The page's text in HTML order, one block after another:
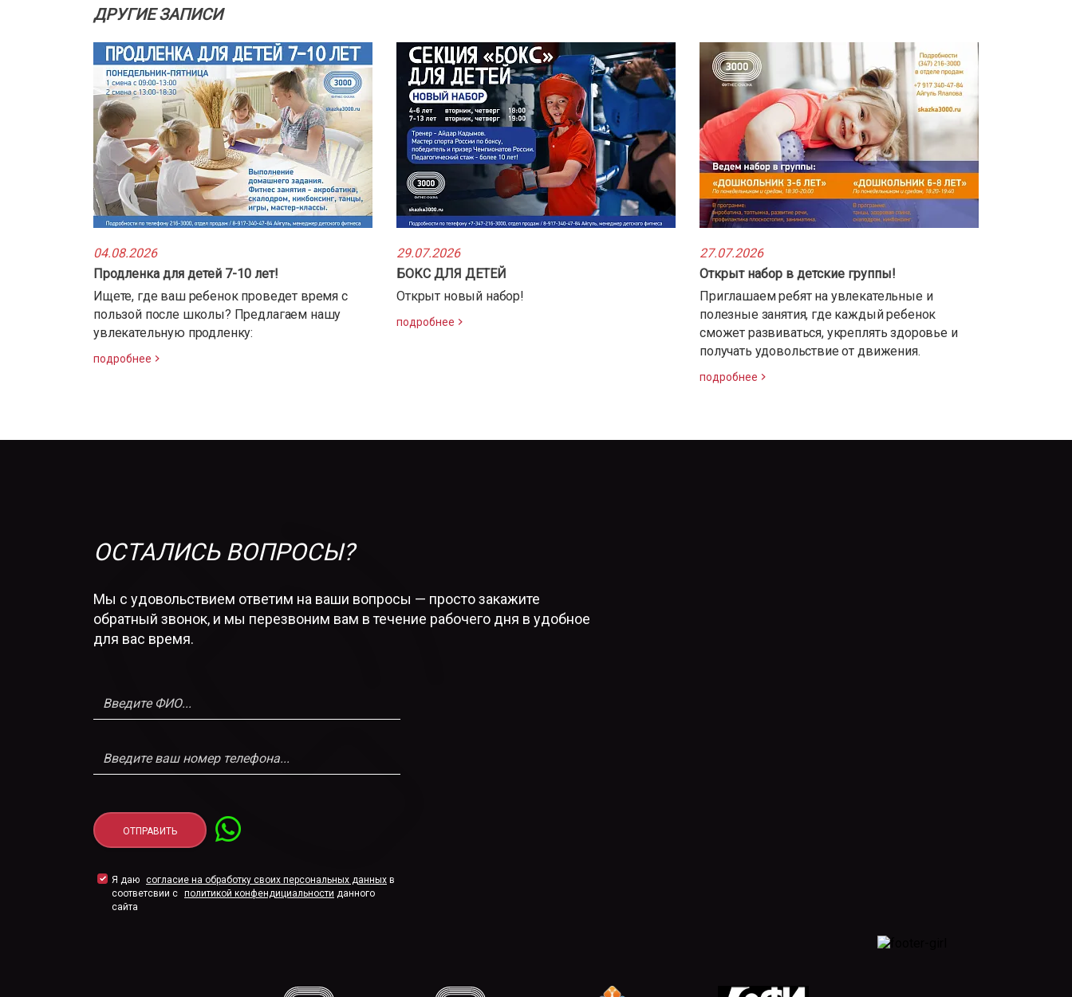
ДРУГИЕ ЗАПИСИ
04.08.2026
Продленка для детей 7-10 лет!
Ищете, где ваш ребенок проведет время с
пользой после школы? Предлагаем нашу
увлекательную продленку:
подробнее
29.07.2026
БОКС ДЛЯ ДЕТЕЙ
Открыт новый набор!
подробнее
27.07.2026
Открыт набор в детские группы!
Приглашаем ребят на увлекательные и
полезные занятия, где каждый ребенок
сможет развиваться, укреплять здоровье и
получать удовольствие от движения.
подробнее
ОСТАЛИСЬ ВОПРОСЫ?
Мы с удовольствием ответим на ваши вопросы — просто закажите
обратный звонок, и мы перезвоним вам в течение рабочего дня в удобное
для вас время.
Я даю согласие на обработку своих персональных данных в
соответсвии с политикой конфендициальности данного
сайта